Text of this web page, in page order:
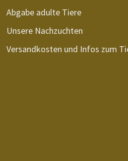
Abgabe adulte Tiere
Unsere Nachzuchten
Versandkosten und Infos zum